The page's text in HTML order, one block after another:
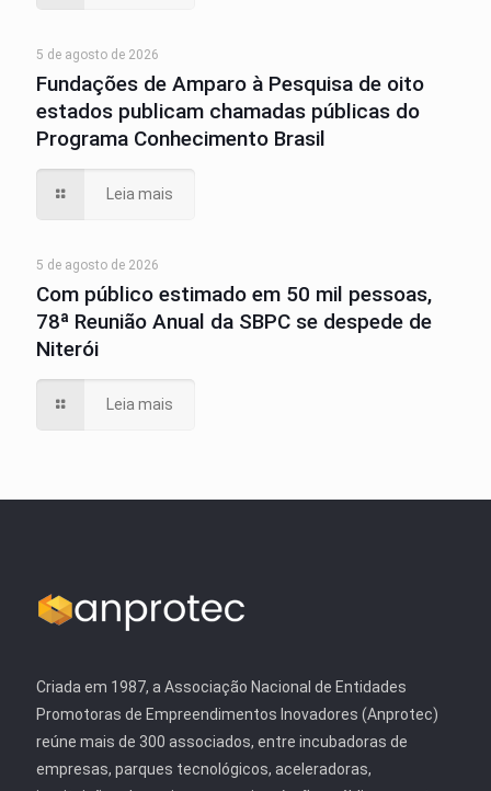
5 de agosto de 2026
Fundações de Amparo à Pesquisa de oito
estados publicam chamadas públicas do
Programa Conhecimento Brasil
Leia mais
5 de agosto de 2026
Com público estimado em 50 mil pessoas,
78ª Reunião Anual da SBPC se despede de
Niterói
Leia mais
Criada em 1987, a Associação Nacional de Entidades
Promotoras de Empreendimentos Inovadores (Anprotec)
reúne mais de 300 associados, entre incubadoras de
empresas, parques tecnológicos, aceleradoras,